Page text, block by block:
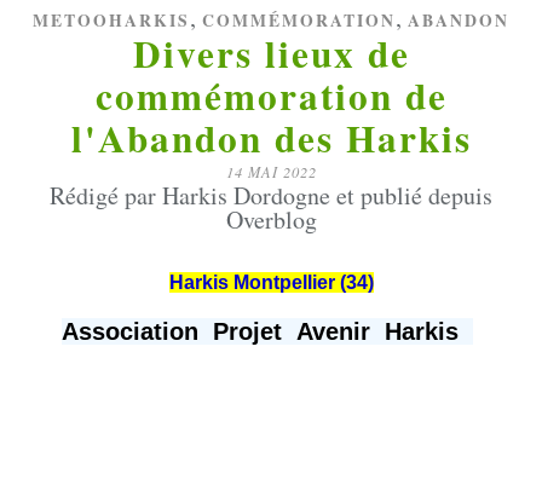
METOOHARKIS , COMMÉMORATION, ABANDON
Divers lieux de
commémoration de
l'Abandon des Harkis
14 MAI 2022
Rédigé par Harkis Dordogne et publié depuis
Overblog
Harkis Montpellier (34)
Association Projet Avenir Harkis